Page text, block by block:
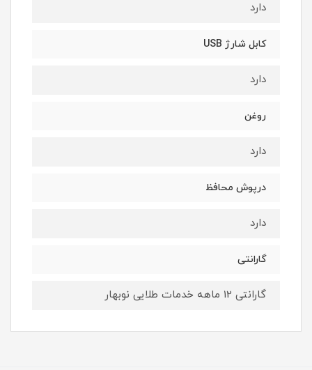
دارد
کابل شارژ USB
دارد
روغن
دارد
درپوش محافظ
دارد
گارانتی
گارانتی 12 ماهه خدمات طلایی نوبهار